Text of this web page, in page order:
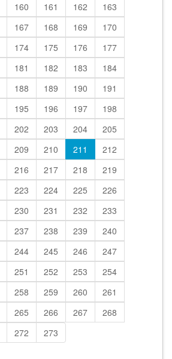
160 161 162
163
167 168 169
170
174 175 176
177
181 182 183
184
188 189 190
191
195 196 197
198
202 203 204
205
209 210 211
212
216 217 218
219
223 224 225
226
230 231 232
233
237 238 239
240
244 245 246
247
251 252 253
254
258 259 260
261
265 266 267
268
272 273